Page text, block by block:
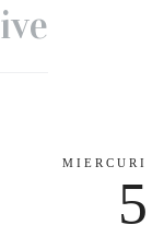
MIERCURI
5